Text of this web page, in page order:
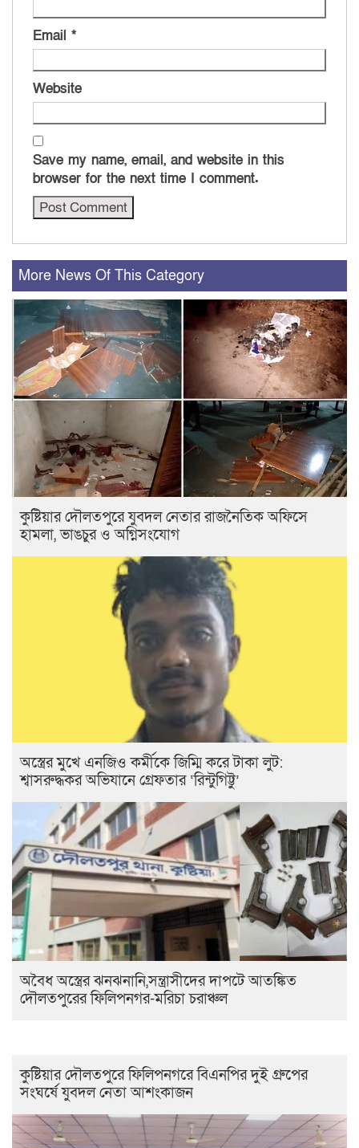
Email *
Website
Save my name, email, and website in this
browser for the next time I comment.
More News Of This Category
কুষ্টিয়ার দৌলতপুরে যুবদল নেতার রাজনৈতিক অফিসে
হামলা, ভাঙচুর ও অগ্নিসংযোগ
অস্ত্রের মুখে এনজিও কর্মীকে জিম্মি করে টাকা লুট:
শ্বাসরুদ্ধকর অভিযানে গ্রেফতার ‘রিন্টুগিট্টু’
অবৈধ অস্ত্রের ঝনঝনানি,সন্ত্রাসীদের দাপটে আতঙ্কিত
দৌলতপুরের ফিলিপনগর-মরিচা চরাঞ্চল
কুষ্টিয়ার দৌলতপুরে ফিলিপনগরে বিএনপির দুই গ্রুপের
সংঘর্ষে যুবদল নেতা আশংকাজন